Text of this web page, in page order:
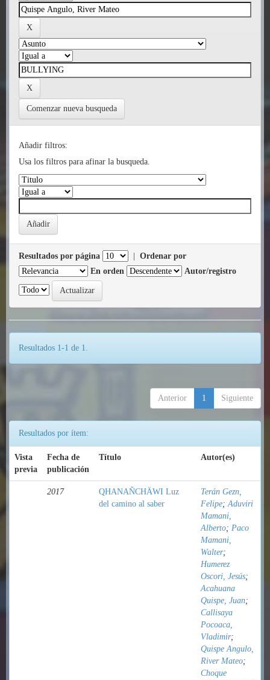
Comenzar nueva busqueda
Añadir filtros:
Usa los filtros para afinar la busqueda.
Resultados por página
Ordenar por
En orden
Autor/registro
Resultados 1-1 de 1.
Anterior 1 Siguiente
Resultados por ítem:
Vista
previa
Fecha de
publicación
Título Autor(es)
2017
QHANAÑCHÄWI Luz
del camino al saber
Terán Gezn,
Felipe;Aduviri
Mamani,
Alberto; Paco
Mamani,
Walter;
Humerez
Oscori, Jesús;
Acahuana
Quispe, Juan;
Callisaya
Pocoaca,
Vladimir;
Quispe Angulo,
River Mateo;
Choque